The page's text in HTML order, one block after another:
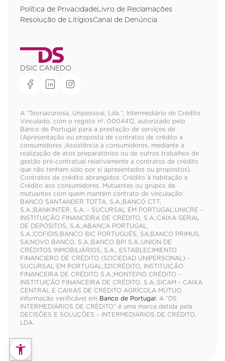
Política de Privacidade Livro de Reclamações
Resolução de LitígiosCanal de Denúncia
DSIC CANEDO
A “Teoriacuriosa, Unipessoal, Lda.”, Intermediário de Crédito
Vinculado, com o registo nº. 0004412, autorizado pelo
Banco de Portugal para a prestação de serviços de
(Apresentação ou proposta de contratos de crédito a
consumidores ;Assistência a consumidores, mediante a
realização de atos preparatórios ou de outros trabalhos de
gestão pré-contratual relativamente a contratos de crédito
que não tenham sido por si apresentados ou propostos).
Contratos de crédito abrangidos: Crédito à habitação e
Crédito aos consumidores. Mutuantes ou grupos de
mutuantes com quem mantém contrato de vinculação:
BANCO SANTANDER TOTTA, S.A.;BANCO CTT,
S.A.;BANKINTER, S.A. - SUCURSAL EM PORTUGAL;UNICRE -
INSTITUIÇÃO FINANCEIRA DE CRÉDITO, S.A.;CAIXA GERAL
DE DEPÓSITOS, S.A.;ABANCA PORTUGAL,
S.A.;COFIDIS;BANCO BIC PORTUGUÊS, SA;BANCO PRIMUS,
SA;NOVO BANCO, S.A.;BANCO BPI S.A.;UNION DE
CRÉDITOS INMOBILIÁRIOS, S.A., ESTABLECIMIENTO
FINANCIERO DE CRÉDITO (SOCIEDAD UNIPERSONAL) -
SUCURSAL EM PORTUGAL;321CRÉDITO, INSTITUIÇÃO
FINANCEIRA DE CRÉDITO S.A.;MONTEPIO CRÉDITO -
INSTITUIÇÃO FINANCEIRA DE CRÉDITO, S.A.;SICAM - CAIXA
CENTRAL E CAIXAS DE CRÉDITO AGRÍCOLA MÚTUO,
informação verificável em Banco de Portugal. A “DS
INTERMEDIÁRIOS DE CRÉDITO” é uma marca detida pela
DECISÕES E SOLUÇÕES – INTERMEDIÁRIOS DE CRÉDITO,
LDA.